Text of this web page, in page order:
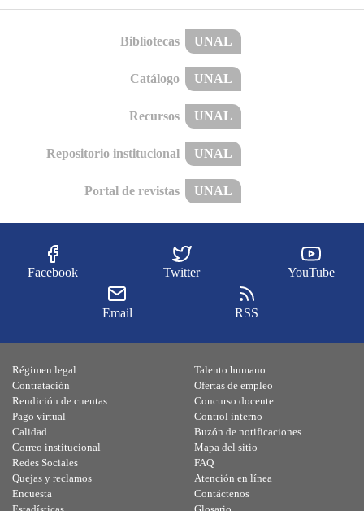
Bibliotecas UNAL
Catálogo UNAL
Recursos UNAL
Repositorio institucional UNAL
Portal de revistas UNAL
Facebook Twitter YouTube
Email RSS
Régimen legal
Contratación
Rendición de cuentas
Pago virtual
Calidad
Talento humano
Ofertas de empleo
Concurso docente
Control interno
Buzón de notificaciones
Correo institucional
Redes Sociales
Quejas y reclamos
Encuesta
Mapa del sitio
FAQ
Atención en línea
Contáctenos